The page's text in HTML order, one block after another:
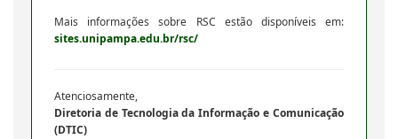
Mais informações sobre RSC estão disponíveis em:
sites.unipampa.edu.br/rsc/
Atenciosamente,
Diretoria de Tecnologia da Informação e Comunicação
(DTIC)